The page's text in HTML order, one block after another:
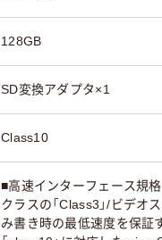
128GB
SD変換アダプタ×1
Class10
■高速インターフェース規
クラスの「Class3」/ビデオ
み書き時の最低速度を保証